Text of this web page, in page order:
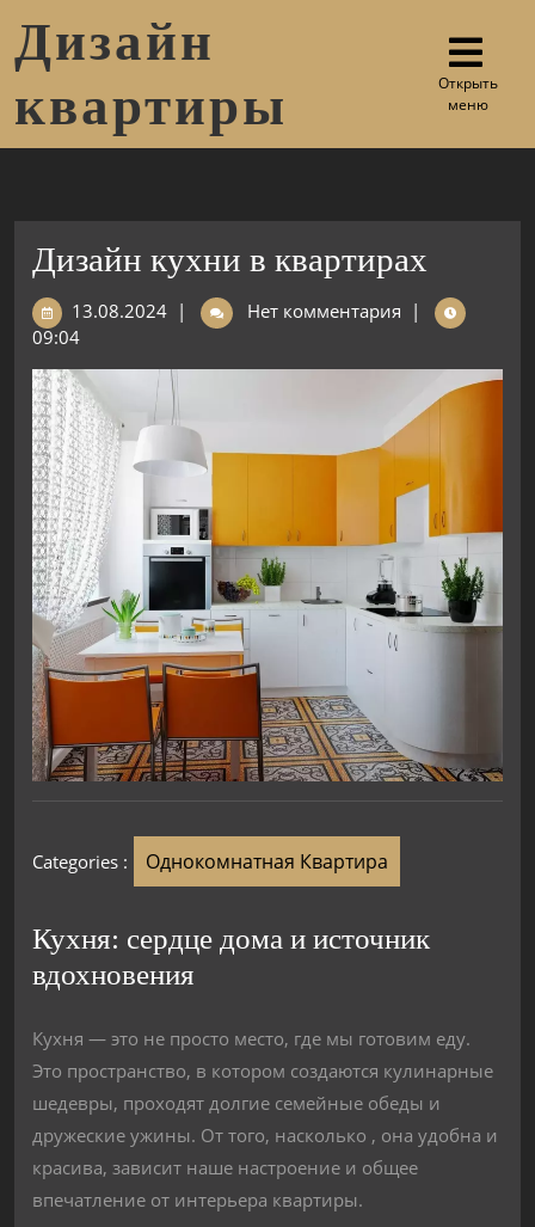
Дизайн
квартиры
Открыть
меню
Дизайн кухни в квартирах
13.08.2024 | Нет комментария |
09:04
Categories : Однокомнатная Квартира
Кухня: сердце дома и источник
вдохновения
Кухня — это не просто место, где мы готовим еду.
Это пространство, в котором создаются кулинарные
шедевры, проходят долгие семейные обеды и
дружеские ужины. От того, насколько , она удобна и
красива, зависит наше настроение и общее
впечатление от интерьера квартиры.